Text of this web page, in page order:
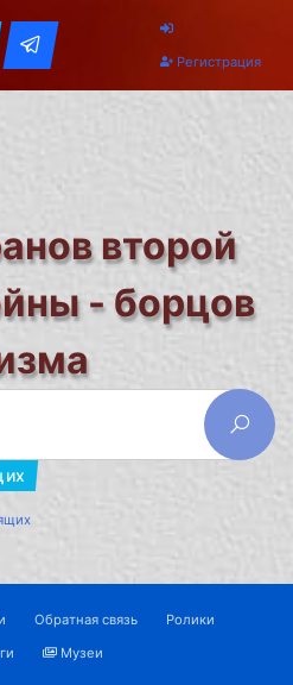
Регистрация
второй
- борцов
Обратная связь
Ролики
Музеи